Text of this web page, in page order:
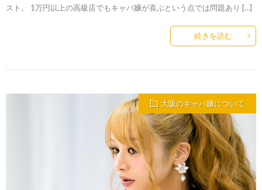
スト。 1万円以上の高級店でもキャバ嬢が喜ぶという点では問題あり […]
続きを読む
大阪のキャバ嬢について